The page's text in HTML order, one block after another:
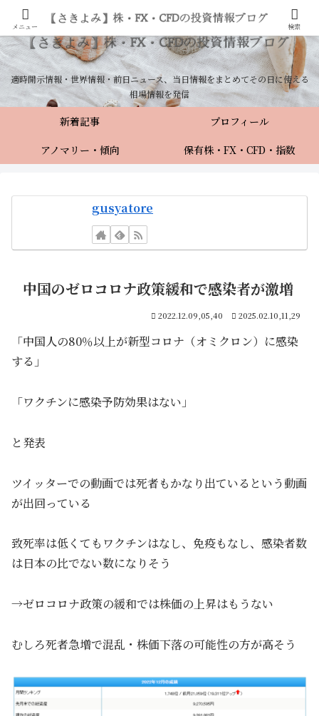
適時開示情報・世界情報・前日ニュース、当日情報をまとめてその日に使える
相場情報を発信
新着記事
プロフィール
アノマリー・傾向
保有株・FX・CFD・指数
gusyatore
中国のゼロコロナ政策緩和で感染者が激増
2022.12.09,05,40 2025.02.10,11,29
「中国人の80％以上が新型コロナ（オミクロン）に感染
する」
「ワクチンに感染予防効果はない」
と発表
ツイッターでの動画では死者もかなり出ているという動画
が出回っている
致死率は低くてもワクチンはなし、免疫もなし、感染者数
は日本の比でない数になりそう
→ゼロコロナ政策の緩和では株価の上昇はもうない
むしろ死者急増で混乱・株価下落の可能性の方が高そう
メニュー 検索